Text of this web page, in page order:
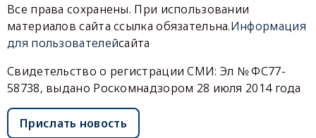
Все права сохранены. При использовании
материалов сайта ссылка обязательна.Информация
для пользователейсайта
Свидетельство о регистрации СМИ: Эл № ФС77-
58738, выдано Роскомнадзором 28 июля 2014 года
Прислать новость